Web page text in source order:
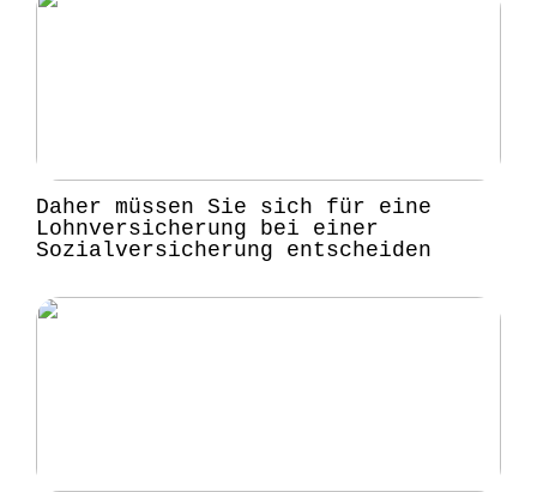
Daher müssen Sie sich für eine
Lohnversicherung bei einer
Sozialversicherung entscheiden